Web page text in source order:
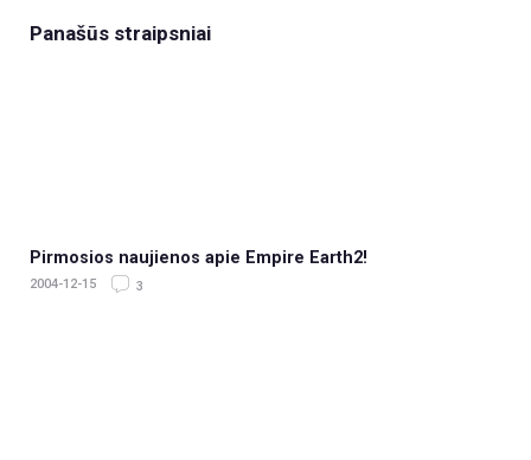
Panašūs straipsniai
Pirmosios naujienos apie Empire Earth2!
2004-12-15 3